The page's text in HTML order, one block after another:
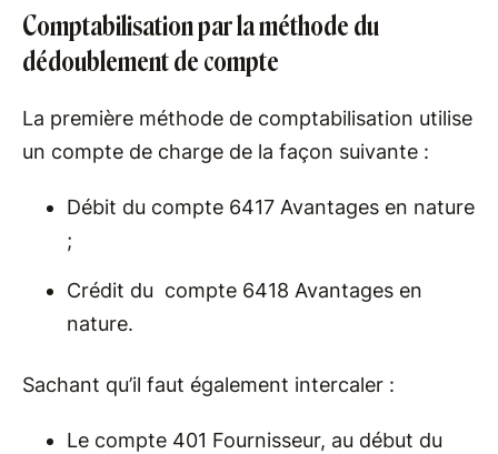
Comptabilisation par la méthode du
dédoublement de compte
La première méthode de comptabilisation utilise
un compte de charge de la façon suivante :
Débit du compte 6417 Avantages en nature
;
Crédit du compte 6418 Avantages en
nature.
Sachant qu’il faut également intercaler :
Le compte 401 Fournisseur, au début du